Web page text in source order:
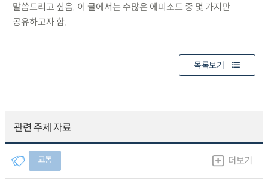
말씀드리고 싶음. 이 글에서는 수많은 에피소드 중 몇 가지만
공유하고자 함.
목록보기
관련 주제 자료
교통 더보기